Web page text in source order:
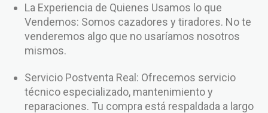
La Experiencia de Quienes Usamos lo que
Vendemos: Somos cazadores y tiradores. No te
venderemos algo que no usaríamos nosotros
mismos.
Servicio Postventa Real: Ofrecemos servicio
técnico especializado, mantenimiento y
reparaciones. Tu compra está respaldada a largo